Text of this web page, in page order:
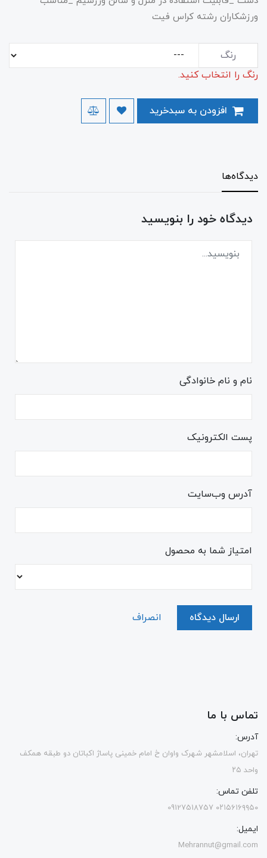
ورزشکاران رشته کراس فیت​​​
رنگ
رنگ را انتخاب کنید.
دیدگاه‌ها
دیدگاه خود را بنویسید
نام و نام خانوادگی
پست الکترونیک
آدرس وب‌سایت
امتیاز شما به محصول
ارسال دیدگاه انصراف
تماس با ما
آدرس:
تهران، اسلامشهر شهرک واوان خ امام خمینی پاساژ اکباتان دو طبقه همکف
واحد ۲۵
تلفن تماس:
۰۲۱۵۶۱۶۹۹۵۰ 09127518757
ایمیل:
Mehrannut@gmail.com